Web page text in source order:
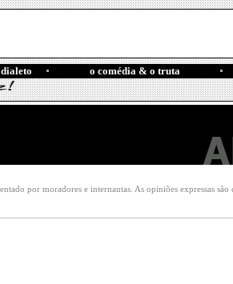
dialeto o comédia & o truta
por moradores e internautas. As opiniões expressas são